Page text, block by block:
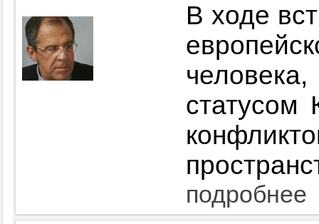
В ходе
статусом
подробнее